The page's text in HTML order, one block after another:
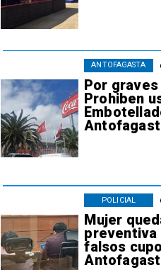
Por
Prohiben
ANTOFAGASTA
Mujer
preventiva
falsos
POLICIAL